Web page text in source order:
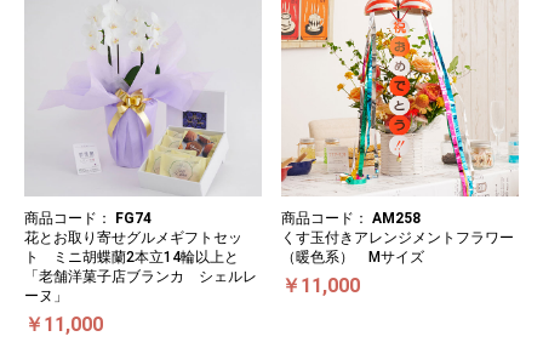
商品コード：
FG74
花とお取り寄せグルメギフトセッ
ト ミニ胡蝶蘭2本立14輪以上と
「老舗洋菓子店ブランカ シェルレ
ーヌ」
￥11,000
商品コード： AM258
くす玉付きアレンジメントフラワー
（暖色系） Mサイズ
￥11,000